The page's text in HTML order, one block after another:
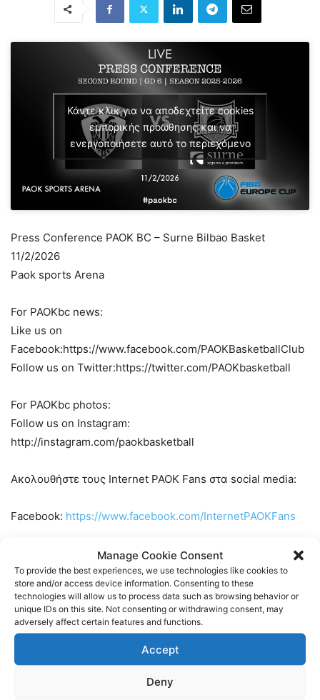
Manage Cookie Consent
To provide the best experiences, we use technologies like cookies to
store and/or access device information. Consenting to these
technologies will allow us to process data such as browsing behavior or
unique IDs on this site. Not consenting or withdrawing consent, may
adversely affect certain features and functions.
Accept
Deny
Κάντε κλικ για να αποδεχτείτε cookies
εμπορικής προώθησης και να
ενεργοποιήσετε αυτό το περιεχόμενο
Press Conference PAOK BC – Surne Bilbao Basket
11/2/2026
Paok sports Arena
For PAOKbc news:
Like us on
Facebook:https://www.facebook.com/PAOKBasketballClub
Follow us on Twitter:https://twitter.com/PAOKbasketball
For PAOKbc photos:
Follow us on Instagram:
http://instagram.com/paokbasketball
Ακολουθήστε τους Internet PAOK Fans στα social media:
Facebook: https://www.facebook.com/InternetPAOKFans
https://twitter.com/www_paok_gr
Linkedin:https://www.linkedin.com/in/internet-paok-fans-
601b24248
https://www.instagram.com/internetpaokfans
#paok #paokfans #παοκ #thessaloniki